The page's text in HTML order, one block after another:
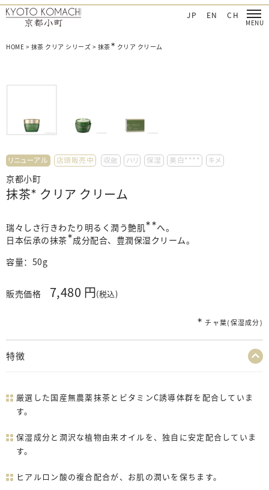
京都小町化粧品‐日本を肌で感じてほしい
JP EN CH
HOME > 抹茶 クリア シリーズ > 抹茶∗ クリア クリーム
リニューアル 店頭販売中 収斂 ハリ 保湿 美白**** キメ
京都小町
抹茶∗ クリア クリーム
瑞々しさ行きわたり明るく潤う艶肌∗∗へ。
日本伝承の抹茶∗成分配合、豊潤保湿クリーム。
容量： 50g
販売価格 7,480 円(税込)
∗ チャ葉(保湿成分)
特徴
厳選した国産無農薬抹茶とビタミンC誘導体群を配合していま
す。
保湿成分と潤沢な植物由来オイルを、独自に安定配合していま
す。
ヒアルロン酸の複合配合が、お肌の潤いを保ちます。
本を肌で感じてほしい